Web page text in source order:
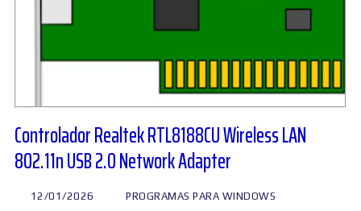
Controlador Realtek RTL8188CU Wireless LAN
802.11n USB 2.0 Network Adapter
12/01/2026 PROGRAMAS PARA WINDOWS